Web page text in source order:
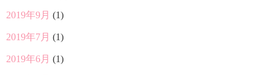
2019年9月 (1)
2019年7月 (1)
2019年6月 (1)